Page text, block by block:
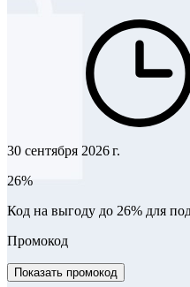
30 сентября 2026 г.
26%
Код на выгоду до 26% для
Промокод
Показать промокод